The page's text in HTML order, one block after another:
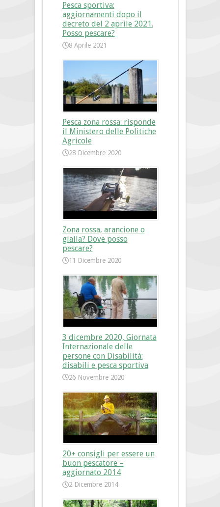
Pesca sportiva:
aggiornamenti dopo il
decreto del 2 aprile 2021.
Posso pescare?
8 Aprile 2021
Pesca zona rossa: risponde
il Ministero delle Politiche
Agricole
28 Dicembre 2020
Zona rossa, arancione o
gialla? Dove posso
pescare?
11 Dicembre 2020
3 dicembre 2020, Giornata
Internazionale delle
persone con Disabilità:
disabili e pesca sportiva
26 Novembre 2020
20+ consigli per essere un
buon pescatore –
aggiornato 2014
2 Dicembre 2014